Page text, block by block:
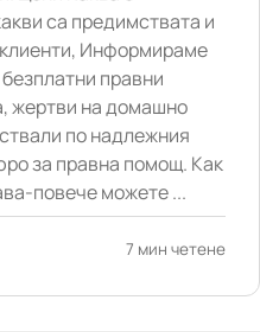
са предимствата и
Информираме
правни
жертви на домашно
по надлежния
за правна помощ. Как
повече можете ...
7 мин четене